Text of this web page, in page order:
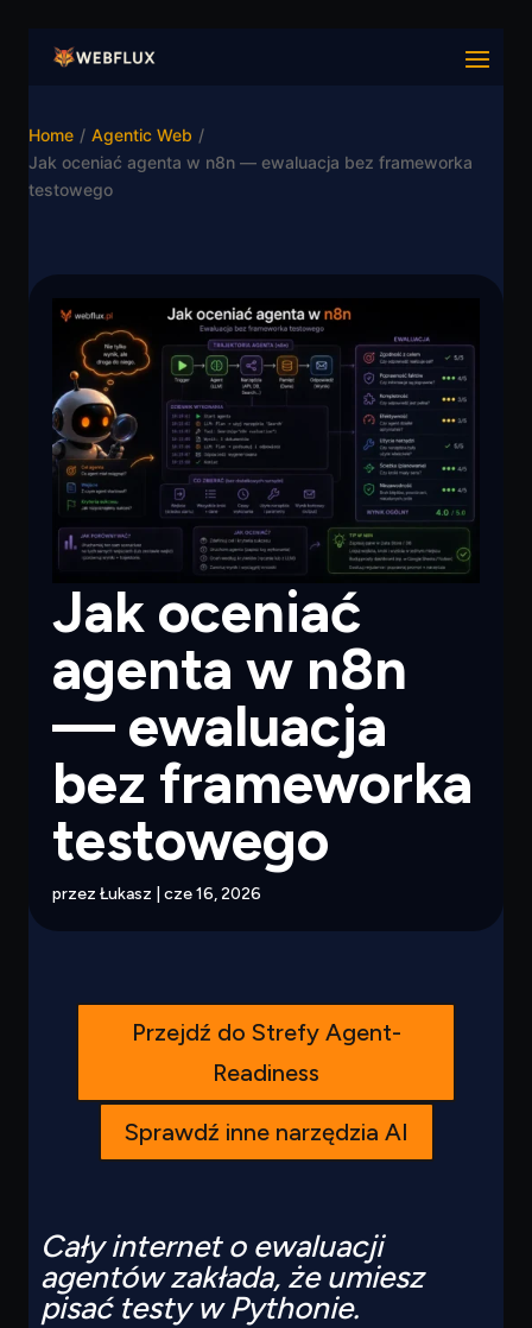
Home / Agentic Web /
Jak oceniać agenta w n8n — ewaluacja bez frameworka
testowego
Jak oceniać
agenta w n8n
— ewaluacja
bez frameworka
testowego
przez Łukasz cze 16, 2026
Przejdź do Strefy Agent-
Readiness
Sprawdź inne narzędzia AI
Cały internet o ewaluacji
agentów zakłada, że umiesz
pisać testy w Pythonie.